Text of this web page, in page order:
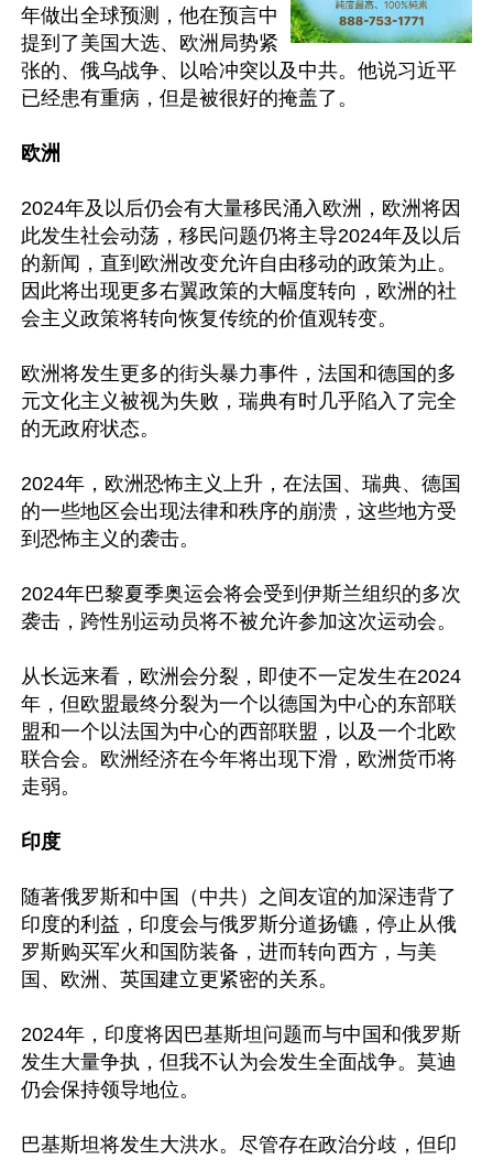
年做出全球预测，他在预言中
提到了美国大选、欧洲局势紧
张的、俄乌战争、以哈冲突以及中共。他说习近平
已经患有重病，但是被很好的掩盖了。
欧洲
2024年及以后仍会有大量移民涌入欧洲，欧洲将因
此发生社会动荡，移民问题仍将主导2024年及以后
的新闻，直到欧洲改变允许自由移动的政策为止。
因此将出现更多右翼政策的大幅度转向，欧洲的社
会主义政策将转向恢复传统的价值观转变。
欧洲将发生更多的街头暴力事件，法国和德国的多
元文化主义被视为失败，瑞典有时几乎陷入了完全
的无政府状态。
2024年，欧洲恐怖主义上升，在法国、瑞典、德国
的一些地区会出现法律和秩序的崩溃，这些地方受
到恐怖主义的袭击。
2024年巴黎夏季奥运会将会受到伊斯兰组织的多次
袭击，跨性别运动员将不被允许参加这次运动会。
从长远来看，欧洲会分裂，即使不一定发生在2024
年，但欧盟最终分裂为一个以德国为中心的东部联
盟和一个以法国为中心的西部联盟，以及一个北欧
联合会。欧洲经济在今年将出现下滑，欧洲货币将
走弱。
印度
随著俄罗斯和中国（中共）之间友谊的加深违背了
印度的利益，印度会与俄罗斯分道扬镳，停止从俄
罗斯购买军火和国防装备，进而转向西方，与美
国、欧洲、英国建立更紧密的关系。
2024年，印度将因巴基斯坦问题而与中国和俄罗斯
发生大量争执，但我不认为会发生全面战争。莫迪
仍会保持领导地位。
巴基斯坦将发生大洪水。尽管存在政治分歧，但印